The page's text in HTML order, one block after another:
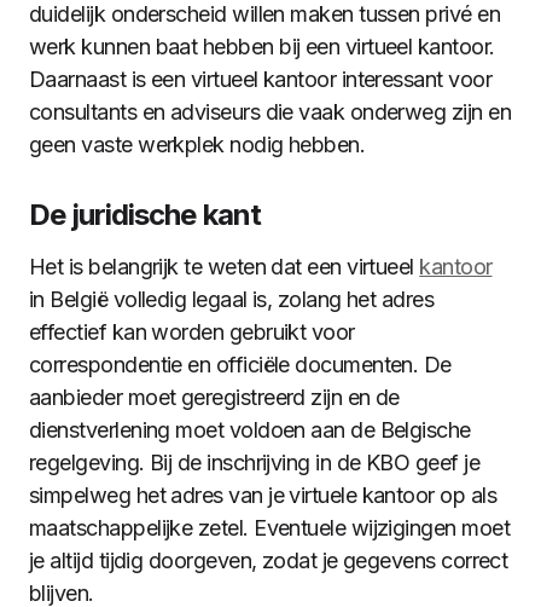
duidelijk onderscheid willen maken tussen privé en
werk kunnen baat hebben bij een virtueel kantoor.
Daarnaast is een virtueel kantoor interessant voor
consultants en adviseurs die vaak onderweg zijn en
geen vaste werkplek nodig hebben.
De juridische kant
Het is belangrijk te weten dat een virtueel kantoor
in België volledig legaal is, zolang het adres
effectief kan worden gebruikt voor
correspondentie en officiële documenten. De
aanbieder moet geregistreerd zijn en de
dienstverlening moet voldoen aan de Belgische
regelgeving. Bij de inschrijving in de KBO geef je
simpelweg het adres van je virtuele kantoor op als
maatschappelijke zetel. Eventuele wijzigingen moet
je altijd tijdig doorgeven, zodat je gegevens correct
blijven.